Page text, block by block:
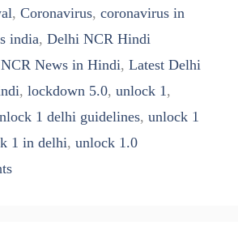
, Coronavirus, coronavirus in
india, Delhi NCR Hindi
News in Hindi, Latest Delhi
, lockdown 5.0, unlock 1 ,
1 delhi guidelines, unlock 1
1 in delhi, unlock 1.0